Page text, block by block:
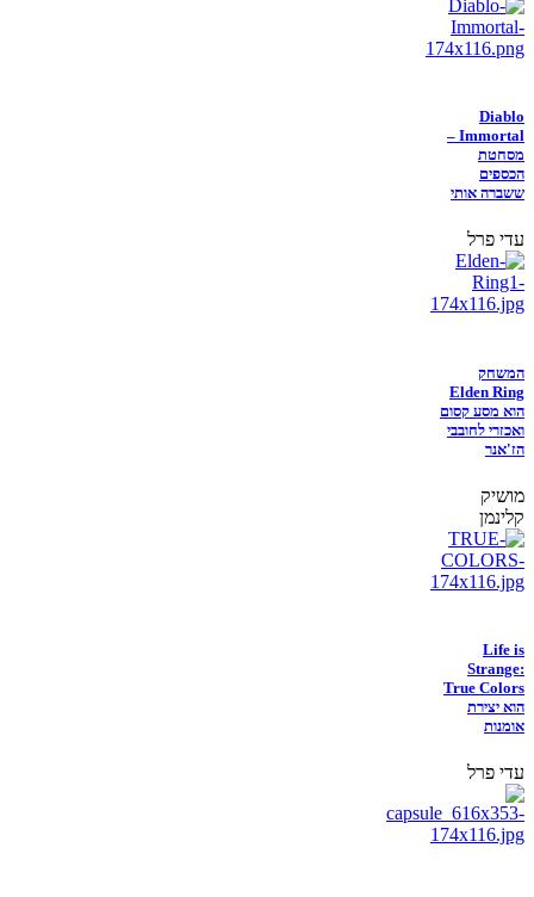
Diablo
Immortal –
מסחטת
הכספים
ששברה אותי
עדי פרל
המשחק
Elden Ring
הוא מסע קסום
ואכזרי לחובבי
הז'אנר
מושיק
קלינמן
Life is
Strange:
True Colors
הוא יצירת
אומנות
עדי פרל